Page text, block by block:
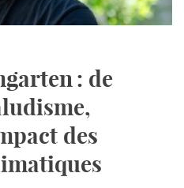
: de
des